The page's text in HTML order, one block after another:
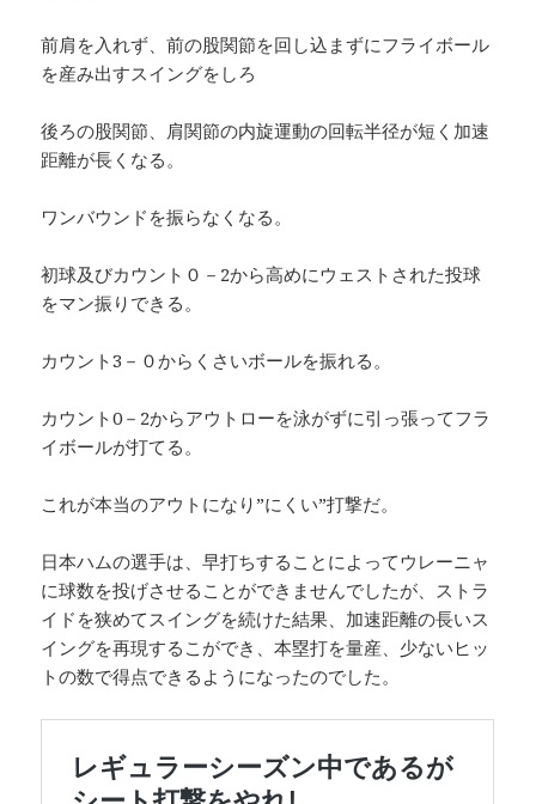
前肩を入れず、前の股関節を回し込まずにフライボール
を産み出すスイングをしろ
後ろの股関節、肩関節の内旋運動の回転半径が短く加速
距離が長くなる。
ワンバウンドを振らなくなる。
初球及びカウント０－2から高めにウェストされた投球
をマン振りできる。
カウント3－０からくさいボールを振れる。
カウント0－2からアウトローを泳がずに引っ張ってフラ
イボールが打てる。
これが本当のアウトになり”にくい”打撃だ。
日本ハムの選手は、早打ちすることによってウレーニャ
に球数を投げさせることができませんでしたが、ストラ
イドを狭めてスイングを続けた結果、加速距離の長いス
イングを再現するこができ、本塁打を量産、少ないヒッ
トの数で得点できるようになったのでした。